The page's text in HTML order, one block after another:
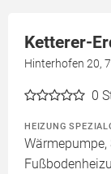
Ketterer-
Hinterhofen 20,
0
HEIZUNG
Wärmepumpe,